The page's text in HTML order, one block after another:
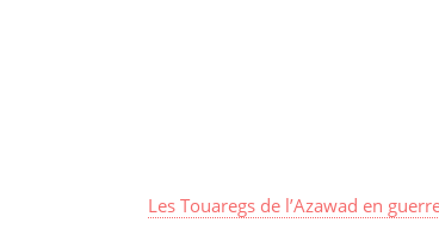
Les Touaregs de l’Azawad en